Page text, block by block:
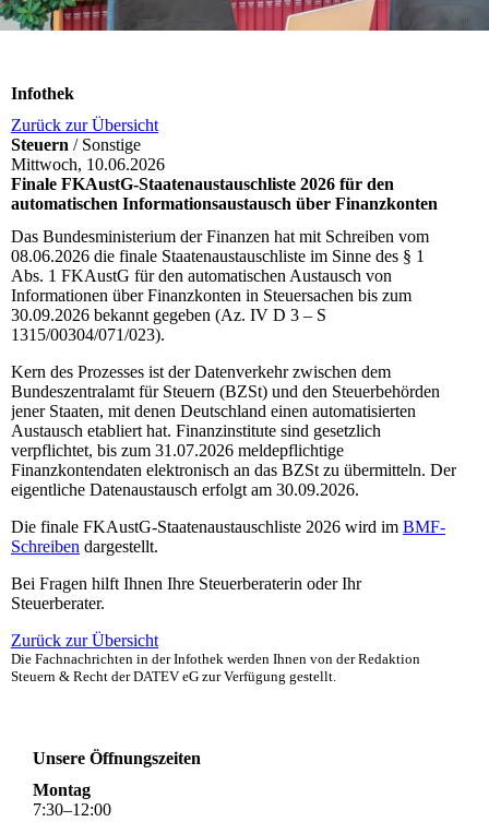
Infothek
Zurück zur Übersicht
Steuern / Sonstige
Mittwoch, 10.06.2026
Finale FKAustG-Staatenaustauschliste 2026 für den
automatischen Informationsaustausch über Finanzkonten
Das Bundesministerium der Finanzen hat mit Schreiben vom
08.06.2026 die finale Staatenaustauschliste im Sinne des § 1
Abs. 1 FKAustG für den automatischen Austausch von
Informationen über Finanzkonten in Steuersachen bis zum
30.09.2026 bekannt gegeben (Az. IV D 3 – S
1315/00304/071/023).
Kern des Prozesses ist der Datenverkehr zwischen dem
Bundeszentralamt für Steuern (BZSt) und den Steuerbehörden
jener Staaten, mit denen Deutschland einen automatisierten
Austausch etabliert hat. Finanzinstitute sind gesetzlich
verpflichtet, bis zum 31.07.2026 meldepflichtige
Finanzkontendaten elektronisch an das BZSt zu übermitteln. Der
eigentliche Datenaustausch erfolgt am 30.09.2026.
Die finale FKAustG-Staatenaustauschliste 2026 wird im BMF-
Schreiben dargestellt.
Bei Fragen hilft Ihnen Ihre Steuerberaterin oder Ihr
Steuerberater.
Zurück zur Übersicht
Die Fachnachrichten in der Infothek werden Ihnen von der Redaktion
Steuern & Recht der DATEV eG zur Verfügung gestellt.
Unsere Öffnungszeiten
Montag
7:30–12:00